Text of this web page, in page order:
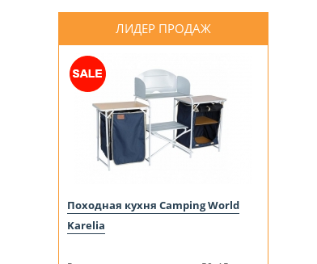
ЛИДЕР ПРОДАЖ
Походная кухня Camping World
Karelia